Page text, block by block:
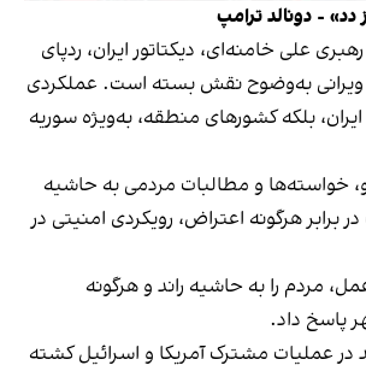
دد» - دونالد ترامپ
۳۷ ساله رهبری علی خامنه‌ای، دیکتاتور ایران، ردپای
ویرانی به‌وضوح نقش بسته است. عملکردی
بلکه کشورهای منطقه، به‌ویژه سوریه
خواسته‌ها و مطالبات مردمی به حاشیه
برابر هرگونه اعتراض، رویکردی امنیتی در
مردم را به حاشیه راند و هرگونه
پاسخ داد.
کشته